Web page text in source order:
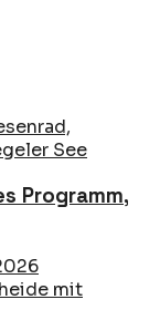
Programm,